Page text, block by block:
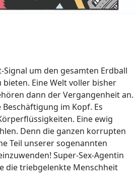
um den gesamten Erdball
Eine Welt voller bisher
dann der Vergangenheit an.
im Kopf. Es
Eine ewig
Denn die ganzen korrupten
Teil unserer sogenannten
Super-Sex-Agentin
die triebgelenkte Menschheit